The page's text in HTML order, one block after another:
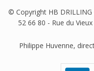
© Copyright HB DRILLING
52 66 80 - Rue du
Philippe Huvenne,